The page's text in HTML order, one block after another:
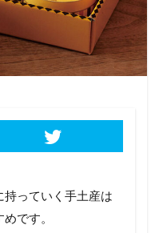
っていく手土産は
です。